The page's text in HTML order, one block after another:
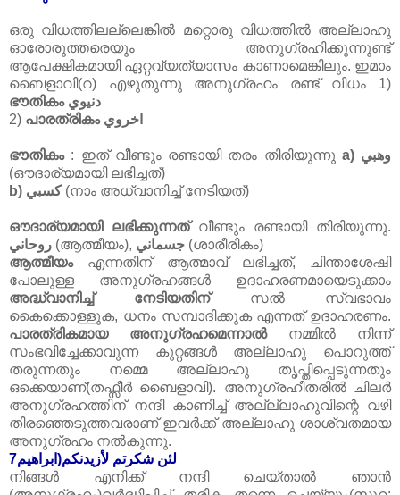
ഒരു വിധത്തിലല്ലെങ്കിൽ മറ്റൊരു വിധത്തിൽ അല്ലാഹു
ഓരോരുത്തരെയും അനുഗ്രഹിക്കുന്നുണ്ട്‌
ആപേക്ഷികമായി ഏറ്റവ്യത്യാസം കാണാമെങ്കിലും. ഇമാം
ബൈളാവി(റ) എഴുതുന്നു അനുഗ്രഹം രണ്ട്‌ വിധം 1)
ഭൗതികം دنيوي
2)
പാരത്രികം اخروي
ഭൗതികം: ഇത്‌ വീണ്ടും രണ്ടായി തരം തിരിയുന്നു a) وهبي
(ഔദാര്യമായി ലഭിച്ചത്‌)
b) كسبي(നാം അധ്വാനിച്ച്‌ നേടിയത്‌)
ഔദാര്യമായി ലഭിക്കുന്നത്‌വീണ്ടും രണ്ടായി തിരിയുന്നു.
روحاني (ആത്മീയം),
(ശാരീരികം)
ആത്മീയംഎന്നതിന്‌ ആത്മാവ്‌ ലഭിച്ചത്‌, ചിന്താശേഷി
പോലുള്ള അനുഗ്രഹങ്ങൾ ഉദാഹരണമായെടുക്കാം
അദ്ധ്വാനിച്ച്‌ നേടിയതിന്‌സൽ സ്വഭാവം
കൈക്കൊള്ളുക, ധനം സമ്പാദിക്കുക എന്നത്‌ ഉദാഹരണം.
പാരത്രികമായ അനുഗ്രഹമെന്നാൽനമ്മിൽ നിന്ന്
സംഭവിച്ചേക്കാവുന്ന കുറ്റങ്ങൾ അല്ലാഹു പൊറുത്ത്‌
തരുന്നതും നമ്മെ അല്ലാഹു തൃപ്തിപ്പെടുന്നതും
ഒക്കെയാണ്‌(തഫ്സീർ ബൈളാവി). അനുഗ്രഹീതരിൽ ചിലർ
അനുഗ്രഹത്തിന്‌ നന്ദി കാണിച്ച്‌ അല്ല്ലാഹുവിന്റെ വഴി
തിരഞ്ഞെടുത്തവരാണ്‌ ഇവർക്ക്‌ അല്ലാഹു ശാശ്വതമായ
അനുഗ്രഹം നൽകുന്നു.
لئن شكرتم لأزيدنكم(ابراهيم7
നിങ്ങൾ എനിക്ക്‌ നന്ദി ചെയ്താൽ ഞാൻ